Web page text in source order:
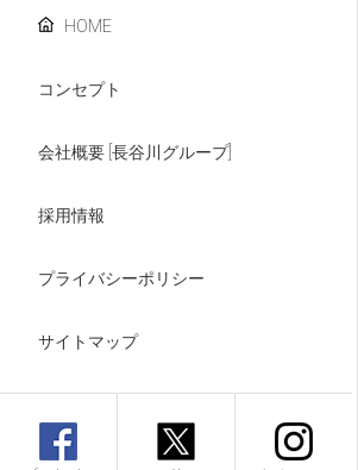
HOME
コンセプト
会社概要 [長谷川グループ]
採用情報
プライバシーポリシー
サイトマップ